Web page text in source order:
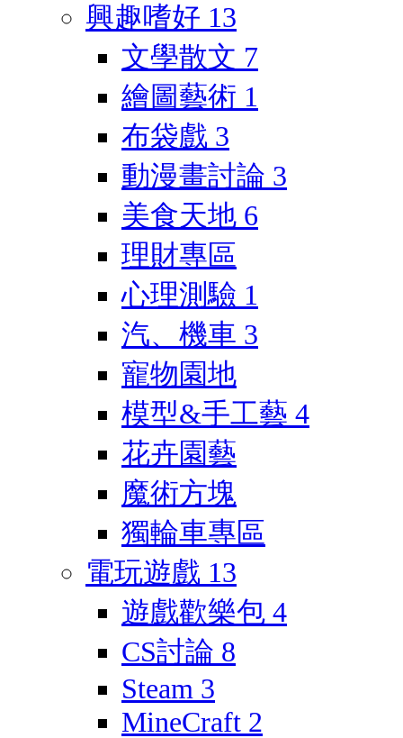
興趣嗜好 13
文學散文 7
繪圖藝術 1
布袋戲 3
動漫畫討論 3
美食天地 6
理財專區
心理測驗 1
汽、機車 3
寵物園地
模型&手工藝 4
花卉園藝
魔術方塊
獨輪車專區
電玩遊戲 13
遊戲歡樂包 4
CS討論 8
Steam 3
MineCraft 2